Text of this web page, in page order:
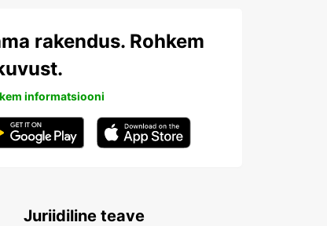
rakendus. Rohkem
informatsiooni
Juriidiline teave